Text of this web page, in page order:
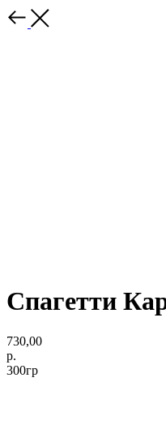
Спагетти
730,00
р.
300гр